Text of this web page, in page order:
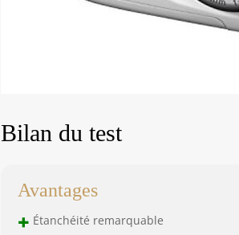
Bilan du test
Avantages
+ Étanchéité remarquable